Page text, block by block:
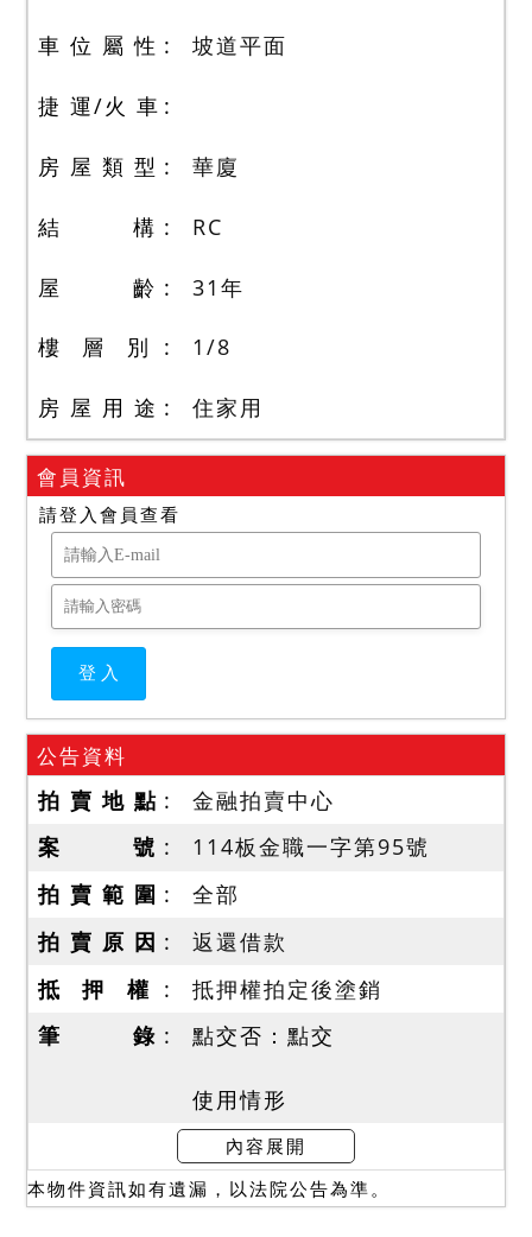
車 位 屬 性 坡道平面
捷 運/火 車
房 屋 類 型 華廈
結 構 RC
屋 齡 31 年
樓 層 別 1 /8
房 屋 用 途 住家用
會員資訊
請登入會員查看
公告資料
拍 賣 地 點
金融拍賣中心
案 號
114板金職一字第95號
拍 賣 範 圍
全部
拍 賣 原 因
返還借款
抵 押 權
抵押權拍定後塗銷
筆 錄
點交否：點交
使用情形
一、本件拍賣標的於民國１
１３年１２月９日現場查封
時，債務人配偶謝雯婷在場
內容展開
本物件資訊如有遺漏，以法院公告為準。